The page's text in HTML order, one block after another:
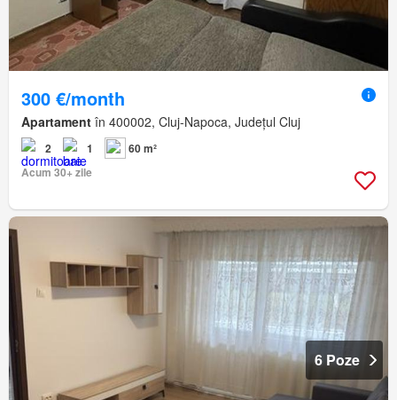
300 €/month
Apartament în 400002, Cluj-Napoca, Județul Cluj
2 1
60 m²
Acum 30+ zile
6 Poze